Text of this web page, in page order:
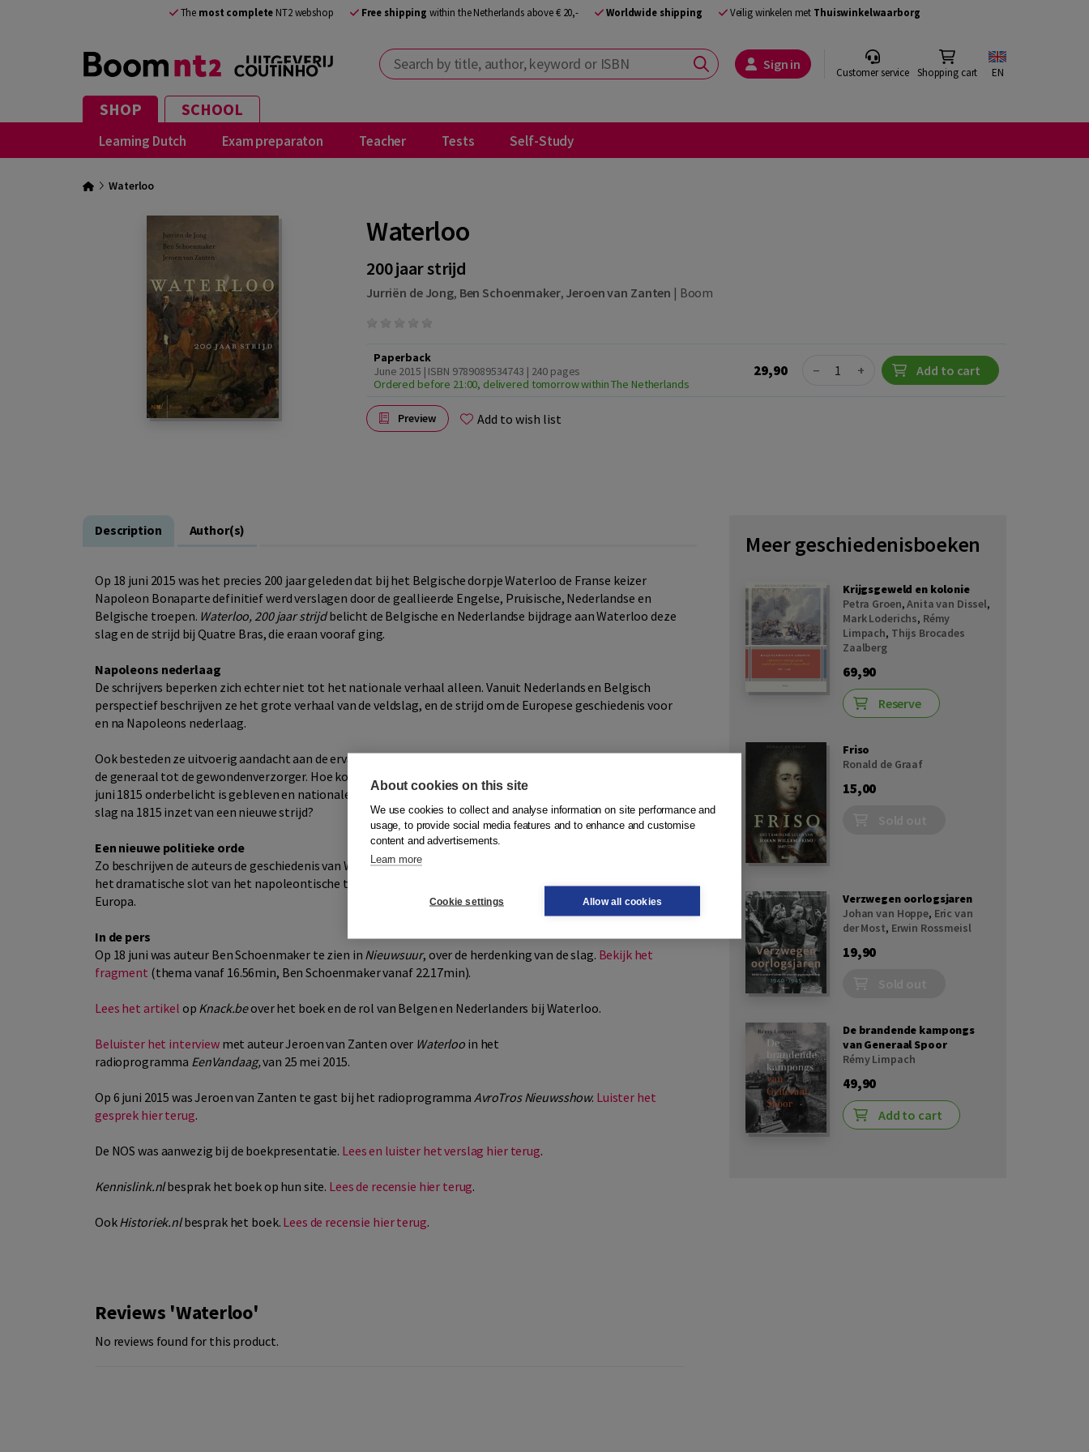
The most complete NT2 webshop Free shipping within the Netherlands above € 20,- Worldwide shipping Veilig winkelen met Thuiswinkelwaarborg
Search by title, author, keyword or ISBN Sign in Customer service Shopping cart EN
SHOP SCHOOL
Learning Dutch Exam preparaton Teacher Tests Self-Study
Waterloo
Waterloo
200 jaar strijd
Jurriën de Jong, Ben Schoenmaker, Jeroen van Zanten | Boom
Paperback
June 2015 | ISBN 9789089534743 | 240 pages
Ordered before 21:00, delivered tomorrow within The Netherlands
29,90 Quantity
− + Add to cart
Preview Add to wish list
Description Author(s)
Op 18 juni 2015 was het precies 200 jaar geleden dat bij het Belgische dorpje Waterloo de Franse keizer
Napoleon Bonaparte definitief werd verslagen door de geallieerde Engelse, Pruisische, Nederlandse en
Belgische troepen. Waterloo, 200 jaar strijdbelicht de Belgische en Nederlandse bijdrage aan Waterloo deze
slag en de strijd bij Quatre Bras, die eraan vooraf ging.
Napoleons nederlaag
De schrijvers beperken zich echter niet tot het nationale verhaal alleen. Vanuit Nederlands en Belgisch
perspectief beschrijven ze het grote verhaal van de veldslag, en de strijd om de Europese geschiedenis voor
en na Napoleons nederlaag.
Ook besteden ze uitvoerig aandacht aan de ervaringen en belevenissen van de militairen op het slagveld, van
de generaal tot de gewondenverzorger. Hoe komt het dat de rol van de Belgen en Nederlanders op 16 en 18
juni 1815 onderbelicht is gebleven en nationale helden zijn vergeten? Waarom werd de nagedachtenis aan de
slag na 1815 inzet van een nieuwe strijd?
Een nieuwe politieke orde
Zo beschrijven de auteurs de geschiedenis van Waterloo in een brede politiek-maatschappelijk context, als
het dramatische slot van het napoleontische tijdperk, en als het begin van een nieuwe politieke orde in
Europa.
In de pers
Op 18 juni was auteur Ben Schoenmaker te zien in Nieuwsuur, over de herdenking van de slag. Bekijk het
fragment (thema vanaf 16.56min, Ben Schoenmaker vanaf 22.17min).
Lees het artikel op Knack.beover het boek en de rol van Belgen en Nederlanders bij Waterloo.
Beluister het interviewmet auteur Jeroen van Zanten over Waterloo in het
radioprogramma EenVandaag,van 25 mei 2015.
Op 6 juni 2015 was Jeroen van Zanten te gast bij het radioprogramma AvroTros Nieuwsshow. Luister het
gesprek hier terug.
De NOS was aanwezig bij de boekpresentatie. Lees en luister het verslag hier terug.
Kennislink.nlbesprak het boek op hun site. Lees de recensie hier terug.
OokHistoriek.nlbesprak het boek. Lees de recensie hier terug.
Reviews 'Waterloo'
No reviews found for this product.
Meer geschiedenisboeken
Krijgsgeweld en kolonie
Petra Groen,Anita van Dissel,
Mark Loderichs, Rémy
Limpach, Thijs Brocades
Zaalberg
69,90
Reserve
Friso
Ronald de Graaf
15,00
Verzwegen oorlogsjaren
Johan van Hoppe, Eric van
der Most, Erwin Rossmeisl
19,90
De brandende kampongs
van Generaal Spoor
Rémy Limpach
49,90
Add to cart
About cookies on this site
We use cookies to collect and analyse information on site performance and
usage, to provide social media features and to enhance and customise
content and advertisements.
Learn more
Cookie settings Allow all cookies